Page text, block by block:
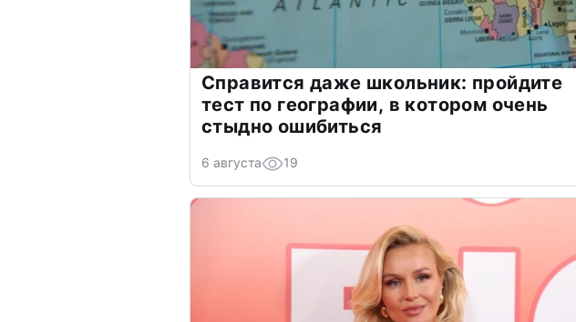
Справится даже школьник: пройдите
тест по географии, в котором очень
стыдно ошибиться
6 августа 19